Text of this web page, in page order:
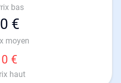
bas
0 €
moyen
0 €
haut